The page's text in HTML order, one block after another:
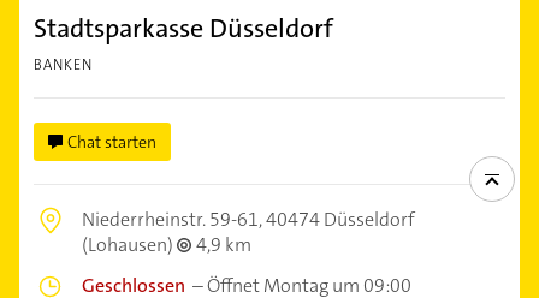
Stadtsparkasse Düsseldorf
BANKEN
Chat starten
Niederrheinstr. 59-61,40474 Düsseldorf
(Lohausen)
4,9 km
Geschlossen –Öffnet Montag um 09:00